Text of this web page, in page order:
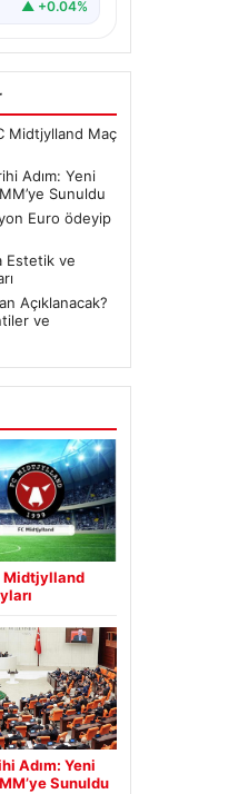
▲ +0.04%
Midtjylland Maç
Adım: Yeni
Sunuldu
Euro ödeyip
Estetik ve
Açıklanacak?
ve
Midtjylland
Adım: Yeni
Sunuldu